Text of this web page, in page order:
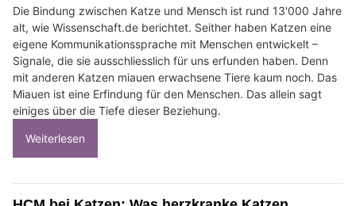
Die Bindung zwischen Katze und Mensch ist rund 13'000 Jahre
alt, wie Wissenschaft.de berichtet. Seither haben Katzen eine
eigene Kommunikationssprache mit Menschen entwickelt –
Signale, die sie ausschliesslich für uns erfunden haben. Denn
mit anderen Katzen miauen erwachsene Tiere kaum noch. Das
Miauen ist eine Erfindung für den Menschen. Das allein sagt
einiges über die Tiefe dieser Beziehung.
Weiterlesen